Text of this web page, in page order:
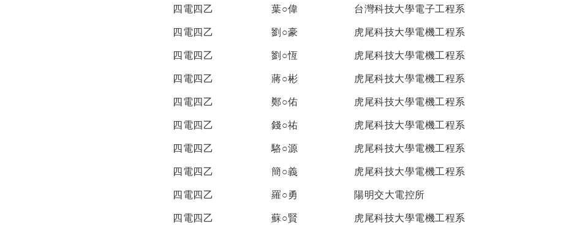
四電四乙 葉○偉 台灣科技大學電子工程系
四電四乙 劉○豪 虎尾科技大學電機工程系
四電四乙 劉○恆 虎尾科技大學電機工程系
四電四乙 蔣○彬 虎尾科技大學電機工程系
四電四乙 鄭○佑 虎尾科技大學電機工程系
四電四乙 錢○祐 虎尾科技大學電機工程系
四電四乙 駱○源 虎尾科技大學電機工程系
四電四乙 簡○義 虎尾科技大學電機工程系
四電四乙 羅○勇 陽明交大電控所
四電四乙 蘇○賢 虎尾科技大學電機工程系